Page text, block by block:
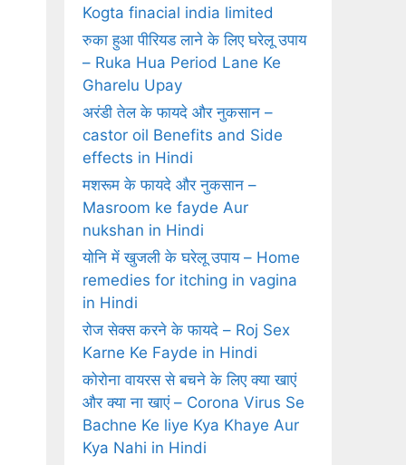
Kogta finacial india limited
रुका हुआ पीरियड लाने के लिए घरेलू उपाय
– Ruka Hua Period Lane Ke
Gharelu Upay
अरंडी तेल के फायदे और नुकसान –
castor oil Benefits and Side
effects in Hindi
मशरूम के फायदे और नुकसान –
Masroom ke fayde Aur
nukshan in Hindi
योनि में खुजली के घरेलू उपाय – Home
remedies for itching in vagina
in Hindi
रोज सेक्‍स करने के फायदे – Roj Sex
Karne Ke Fayde in Hindi
कोरोना वायरस से बचने के लिए क्या खाएं
और क्या ना खाएं – Corona Virus Se
Bachne Ke liye Kya Khaye Aur
Kya Nahi in Hindi